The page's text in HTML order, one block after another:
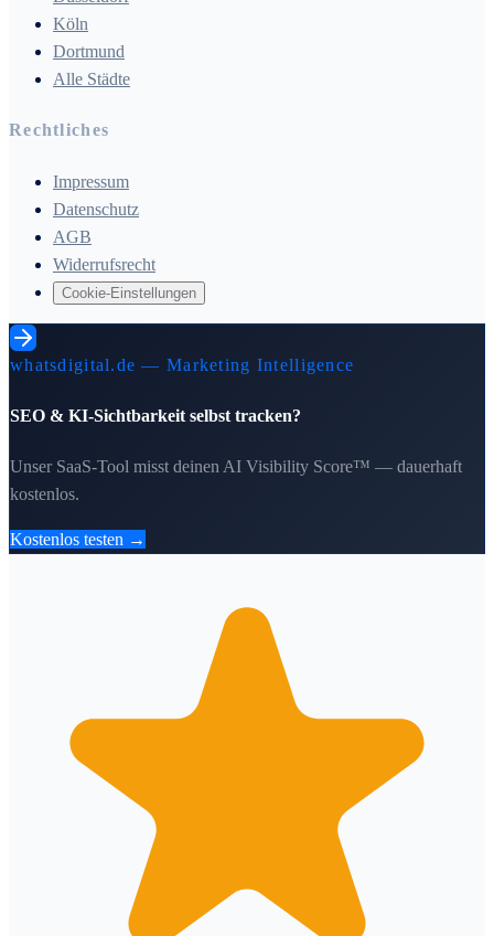
Köln
Dortmund
Alle Städte
Rechtliches
Impressum
Datenschutz
AGB
Widerrufsrecht
Cookie-Einstellungen
whatsdigital.de — Marketing Intelligence
SEO & KI-Sichtbarkeit selbst tracken?
Unser SaaS-Tool misst deinen AI Visibility Score™ — dauerhaft
kostenlos.
Kostenlos testen →